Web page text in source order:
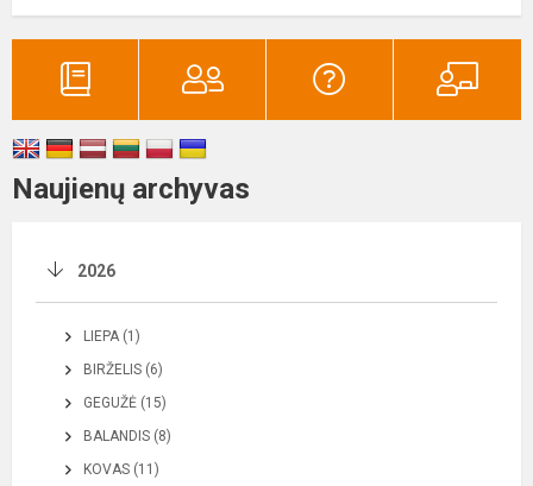
Naujienų archyvas
2026
LIEPA (1)
BIRŽELIS (6)
GEGUŽĖ (15)
BALANDIS (8)
KOVAS (11)